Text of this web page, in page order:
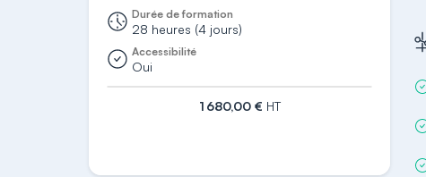
Durée de formation
28 heures (4 jours)
Accessibilité
Oui
1 680,00 € HT